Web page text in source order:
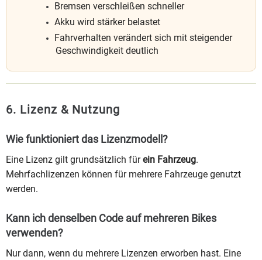
Bremsen verschleißen schneller
Akku wird stärker belastet
Fahrverhalten verändert sich mit steigender
Geschwindigkeit deutlich
6. Lizenz & Nutzung
Wie funktioniert das Lizenzmodell?
Eine Lizenz gilt grundsätzlich fürein Fahrzeug.
Mehrfachlizenzen können für mehrere Fahrzeuge genutzt
werden.
Kann ich denselben Code auf mehreren Bikes
verwenden?
Nur dann, wenn du mehrere Lizenzen erworben hast. Eine